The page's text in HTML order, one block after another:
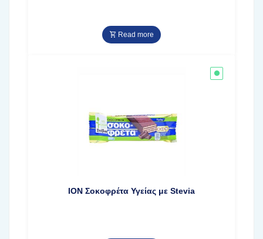
Read more
ΙΟΝ Σοκοφρέτα Υγείας με Stevia